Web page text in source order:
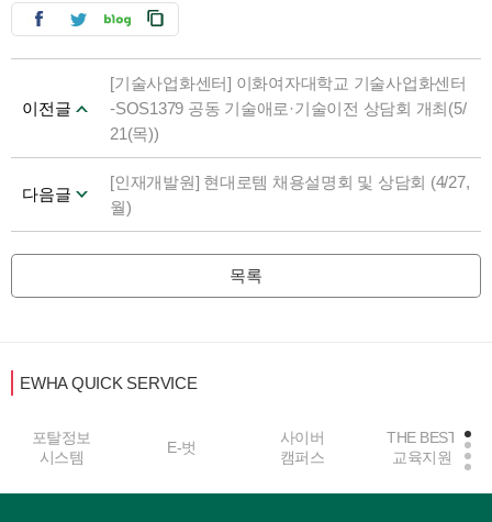
이전글
[기술사업화센터] 이화여자대학교 기술사업화센터
-SOS1379 공동 기술애로·기술이전 상담회 개최(5/
21(목))
다음글
[인재개발원] 현대로템 채용설명회 및 상담회 (4/27,
월)
목록
EWHA QUICK SERVICE
포탈정보
시스템
E-벗
사이버
캠퍼스
THE BEST
교육지원